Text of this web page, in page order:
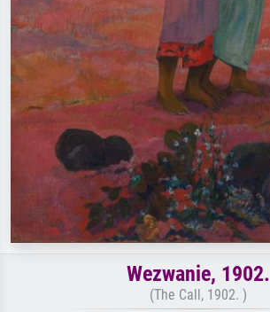
Wezwanie, 1902.
(The Call, 1902. )